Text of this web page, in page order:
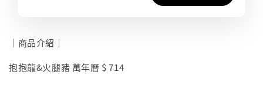
｜商品介紹｜
抱抱龍&火腿豬 萬年曆 $ 714